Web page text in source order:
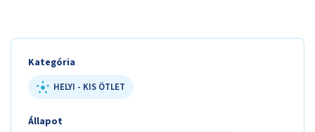
Kategória
HELYI - KIS ÖTLET
Állapot